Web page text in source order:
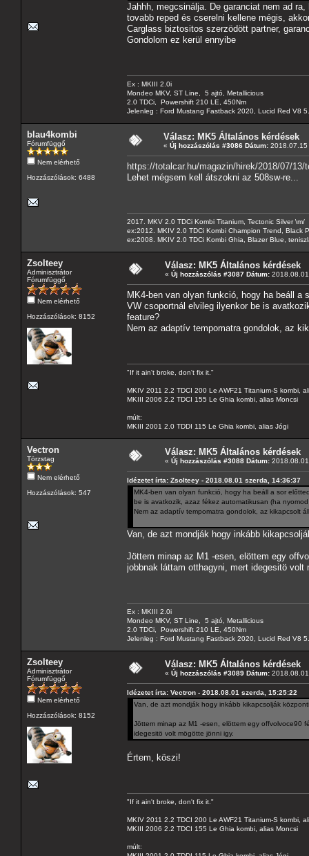
Jahhh, megcsinálja. De garanciat nem ad
tovabb reped és cserelni kellene mégis,
Carglass biztositos szerzödött partner,
Gondolom ez kerül ennyibe
Ex : MKIII 2.0i
Mondeo MKV, ST Line, 5 ajtó, Metallicious
2.0 TDCi, Powershift 210 LE, 450Nm
Jelenleg : Ford Mustang Fastback 2020, Lucid Red V8
blau4kombi
Fórumfüggő
Nem elérhető
Hozzászólások: 6488
Válasz: MK5 Általános kérdések
« Új hozzászólás #3086 Dátum:
https://totalcar.hu/magazin/hirek/2018/07/
Lehet mégsem kell átszokni az 508sw-re...
2017. MKV 2.0 TDCi Kombi Titanium, Tectonic Silver \m/
ex:2012. MKIV 2.0 TDCi Kombi Champion Trend, Black
ex:2008. MKIV 2.0 TDCi Kombi Ghia, Blazer Blue,
Zsolteey
Adminisztrátor
Fórumfüggő
Nem elérhető
Hozzászólások: 8152
Válasz: MK5 Általános kérdések
« Új hozzászólás #3087 Dátum:
MK4-ben van olyan funkció, hogy ha beáll
VW csoportnál elvileg ilyenkor be is
feature?
Nem az adaptív tempomatra gondolok, az
"If it ain't broke, don't fix it."
MKIV 2011 2.2 TDCI 200 Le AWF21 Titanium-S kombi,
MKIII 2006 2.2 TDCI 155 Le Ghia kombi, alias Moncsi
múlt:
MKIII 2001 2.0 TDDI 115 Le Ghia kombi, alias Jógi
Vectron
Törzstag
Nem elérhető
Hozzászólások: 547
Válasz: MK5 Általános kérdések
« Új hozzászólás #3088 Dátum:
Idézetet írta: Zsolteey - 2018.08.01 szerda, 14:36:37
MK4-ben van olyan funkció, hogy ha beáll a sor
be is avatkozik, azaz fékez automatikusan (ha
Nem az adaptív tempomatra gondolok, az kikapcsolt
Van, de azt mondják hogy inkább
Jöttem minap az M1 -esen, elöttem egy
jobbnak láttam otthagyni, mert idegesitö volt
Ex : MKIII 2.0i
Mondeo MKV, ST Line, 5 ajtó, Metallicious
2.0 TDCi, Powershift 210 LE, 450Nm
Jelenleg : Ford Mustang Fastback 2020, Lucid Red V8
Zsolteey
Adminisztrátor
Fórumfüggő
Nem elérhető
Hozzászólások: 8152
Válasz: MK5 Általános kérdések
« Új hozzászólás #3089 Dátum:
Idézetet írta: Vectron - 2018.08.01 szerda, 15:25:22
Van, de azt mondják hogy inkább kikapcsolják
Jöttem minap az M1 -esen, elöttem egy offvolvoce90
idegesitö volt mögötte jönni igy.
Értem, köszi!
"If it ain't broke, don't fix it."
MKIV 2011 2.2 TDCI 200 Le AWF21 Titanium-S kombi,
MKIII 2006 2.2 TDCI 155 Le Ghia kombi, alias Moncsi
múlt: